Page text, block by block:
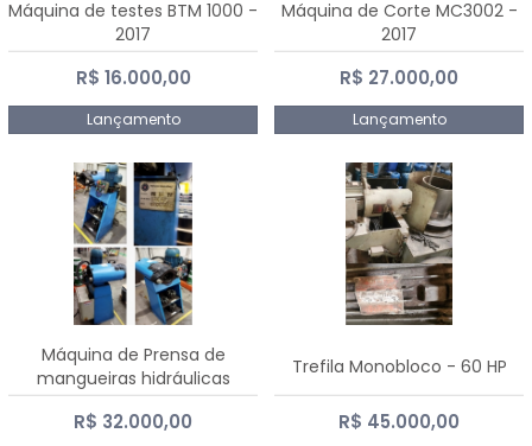
Máquina de testes BTM 1000 -
2017
R$ 16.000,00
Lançamento
Máquina de Corte MC3002 -
2017
R$ 27.000,00
Lançamento
Máquina de Prensa de
mangueiras hidráulicas
PE50TF - 2017
R$ 32.000,00
Trefila Monobloco - 60 HP
R$ 45.000,00